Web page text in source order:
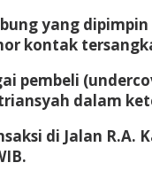
yang
kontak
dalam
di Jalan